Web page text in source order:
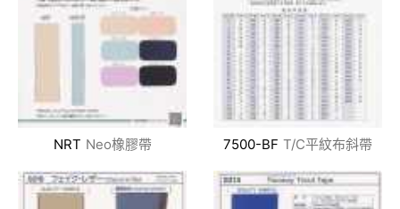
NRT Neo橡膠帶 7500-BF T/C平紋布斜帶